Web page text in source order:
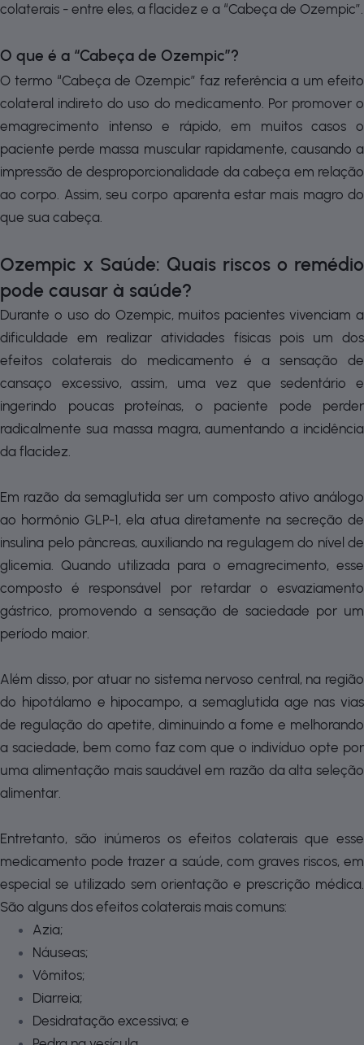
colaterais - entre eles, a flacidez e a “Cabeça de Ozempic”.
O que é a “Cabeça de Ozempic”?
O termo “Cabeça de Ozempic” faz referência a um efeito
colateral indireto do uso do medicamento. Por promover o
emagrecimento intenso e rápido, em muitos casos o
paciente perde massa muscular rapidamente, causando a
impressão de desproporcionalidade da cabeça em relação
ao corpo. Assim, seu corpo aparenta estar mais magro do
que sua cabeça.
Ozempic x Saúde: Quais riscos o remédio
pode causar à saúde?
Durante o uso do Ozempic, muitos pacientes vivenciam a
dificuldade em realizar atividades físicas pois um dos
efeitos colaterais do medicamento é a sensação de
cansaço excessivo, assim, uma vez que sedentário e
ingerindo poucas proteínas, o paciente pode perder
radicalmente sua massa magra, aumentando a incidência
da flacidez.
Em razão da semaglutida ser um composto ativo análogo
ao hormônio GLP-1, ela atua diretamente na secreção de
insulina pelo pâncreas, auxiliando na regulagem do nível de
glicemia. Quando utilizada para o emagrecimento, esse
composto é responsável por retardar o esvaziamento
gástrico, promovendo a sensação de saciedade por um
período maior.
Além disso, por atuar no sistema nervoso central, na região
do hipotálamo e hipocampo, a semaglutida age nas vias
de regulação do apetite, diminuindo a fome e melhorando
a saciedade, bem como faz com que o indivíduo opte por
uma alimentação mais saudável em razão da alta seleção
alimentar.
Entretanto, são inúmeros os efeitos colaterais que esse
medicamento pode trazer a saúde, com graves riscos, em
especial se utilizado sem orientação e prescrição médica.
São alguns dos efeitos colaterais mais comuns:
Azia;
Náuseas;
Vômitos;
Diarreia;
Desidratação excessiva; e